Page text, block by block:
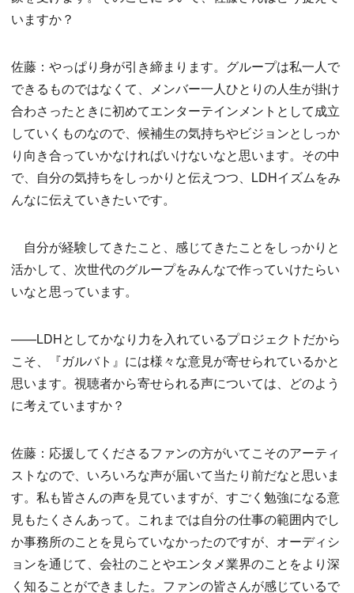
いますか？
佐藤：やっぱり身が引き締まります。グループは私一人で
できるものではなくて、メンバー一人ひとりの人生が掛け
合わさったときに初めてエンターテインメントとして成立
していくものなので、候補生の気持ちやビジョンとしっか
り向き合っていかなければいけないなと思います。その中
で、自分の気持ちをしっかりと伝えつつ、LDHイズムをみ
んなに伝えていきたいです。
自分が経験してきたこと、感じてきたことをしっかりと
活かして、次世代のグループをみんなで作っていけたらい
いなと思っています。
——LDHとしてかなり力を入れているプロジェクトだから
こそ、『ガルバト』には様々な意見が寄せられているかと
思います。視聴者から寄せられる声については、どのよう
に考えていますか？
佐藤：応援してくださるファンの方がいてこそのアーティ
ストなので、いろいろな声が届いて当たり前だなと思いま
す。私も皆さんの声を見ていますが、すごく勉強になる意
見もたくさんあって。これまでは自分の仕事の範囲内でし
か事務所のことを見らていなかったのですが、オーディシ
ョンを通じて、会社のことやエンタメ業界のことをより深
く知ることができました。ファンの皆さんが感じているで